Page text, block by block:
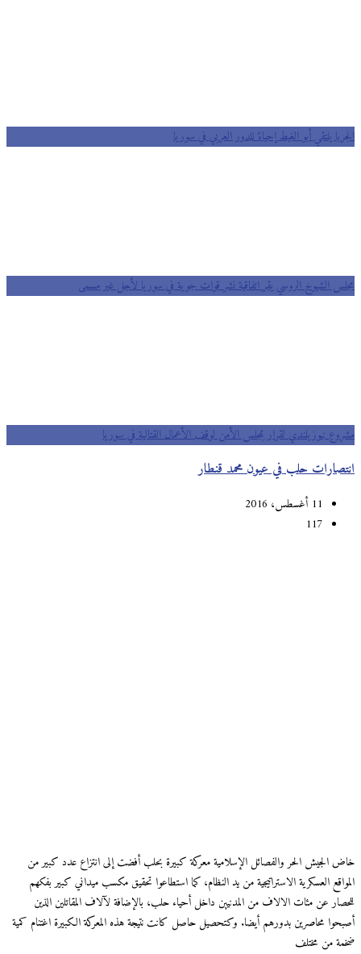
الجربا يلتقي أبو الغيط إحياءً للدور العربي في سوريا
مجلس الشيوخ الروسي يقر اتفاقية نشر قوات جوية في سوريا لأجل غير مسمى
مشروع نيوزيلندي لقرار بمجلس الأمن لوقف الأعمال القتالية في سوريا
انتصارات حلب في عيون محمد قنطار
11 أغسطس، 2016
117
خاض الجيش الحر والفصائل الإسلامية معركة كبيرة بحلب أفضت إلى انتزاع عدد كبير من
المواقع العسكرية الاستراتيجية من يد النظام، كما استطاعوا تحقيق مكسب ميداني كبير بفكهم
للحصار عن مئات الالاف من المدنيين داخل أحياء حلب، بالإضافة لآلاف المقاتلين الذين
أصبحوا محاصرين بدورهم أيضا. وكتحصيل حاصل كانت نتيجة هذه المعركة الكبيرة اغتنام كمية
ضخمة من مختلف